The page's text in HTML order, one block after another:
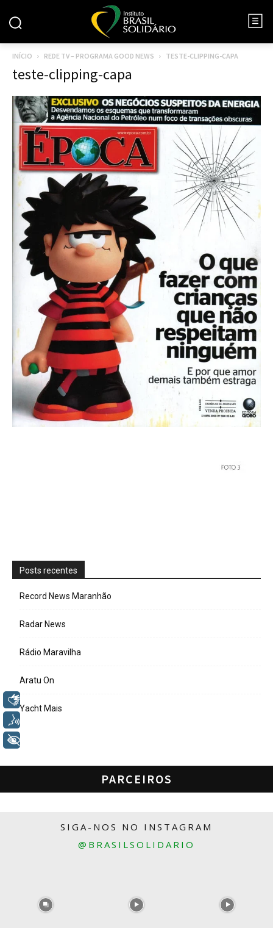
INÍCIO REDE TV – PROGRAMA GOOD NEWS TESTE-CLIPPING-CAPA
teste-clipping-capa
Posts recentes
Record News Maranhão
Radar News
Rádio Maravilha
Aratu On
Yacht Mais
PARCEIROS
SIGA-NOS NO INSTAGRAM
@BRASILSOLIDARIO